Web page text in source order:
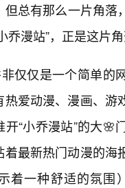
但总有那么一片角
乔漫站”，正是这片
非仅仅是一个简单
爱动漫、漫画、
“小乔漫站”的大
着最新热门动漫的
着一种舒适的氛